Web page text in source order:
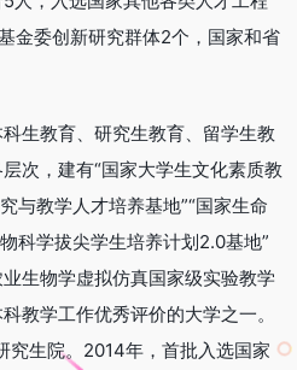
金委创新研究群体2个，国家和省
生教育、研究生教育、留学生教
次，建有“国家大学生文化素质教
与教学人才培养基地”“国家生命
科学拔尖学生培养计划2.0基地”
生物学虚拟仿真国家级实验教学
教学工作优秀评价的大学之一。
究生院。2014年，首批入选国家